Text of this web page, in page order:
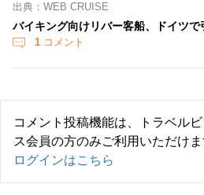
出典：WEB CRUISE
バイキング向けリバー客船、ドイツで
1 コメント
コメント投稿機能は、トラベル
ス会員の方のみご利用いただけま
ログインはこちら